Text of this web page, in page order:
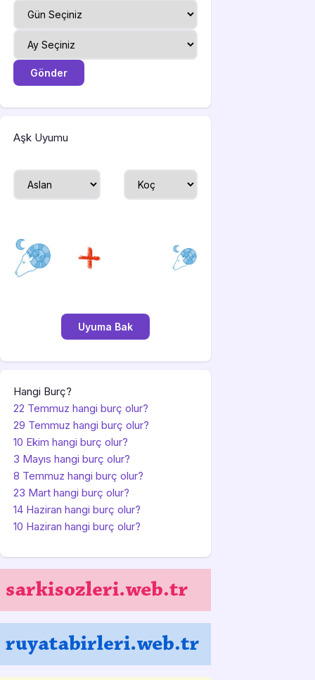
Aşk Uyumu
Hangi Burç?
22 Temmuz hangi burç olur?
29 Temmuz hangi burç olur?
10 Ekim hangi burç olur?
3 Mayıs hangi burç olur?
8 Temmuz hangi burç olur?
23 Mart hangi burç olur?
14 Haziran hangi burç olur?
10 Haziran hangi burç olur?